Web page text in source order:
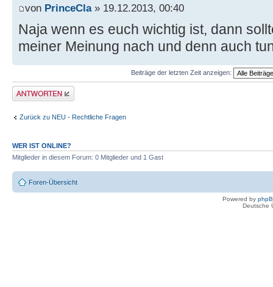
von PrinceCla» 19.12.2013, 00:40
Naja wenn es euch wichtig ist, dann
meiner Meinung nach und denn auch
Beiträge der letzten Zeit anzeigen:
Antwort erstellen
Zurück zu NEU - Rechtliche Fragen
WER IST ONLINE?
Mitglieder in diesem Forum: 0 Mitglieder und 1 Gast
Foren-Übersicht
Powered by
Deutsche